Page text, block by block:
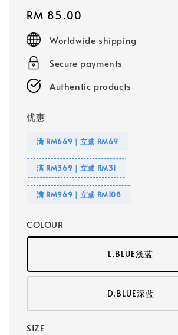
Regular
price
RM 85.00
Worldwide shipping
Secure payments
Authentic products
优惠
满 RM669｜立减 RM69
满 RM369｜立减 RM31
满 RM969｜立减 RM108
COLOUR
L.BLUE浅蓝
D.BLUE深蓝
SIZE